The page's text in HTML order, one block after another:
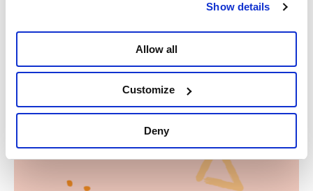
Show details
Allow all
Customize
Deny
Delen